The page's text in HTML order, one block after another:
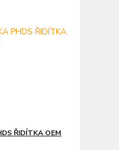
ŘIDÍTKA OEM